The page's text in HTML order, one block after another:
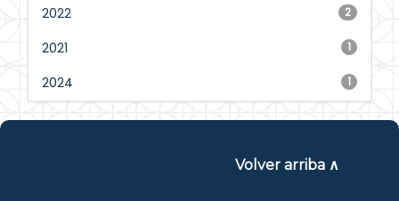
2
2022
1
2021
1
2024
Volver arriba ∧